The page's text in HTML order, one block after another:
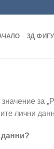
3Д
значение
лични
данни?